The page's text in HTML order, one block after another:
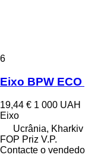
6
Eixo BPW
19,44 € 1 000 UAH
Eixo
Ucrânia, Kharkiv
FOP Priz V.P.
Contacte o